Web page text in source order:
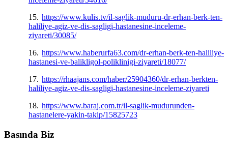
15. https://www.kulis.tv/il-saglik-muduru-dr-erhan-berk-ten-
haliliye-agiz-ve-dis-sagligi-hastanesine-inceleme-
ziyareti/30085/
16. https://www.haberurfa63.com/dr-erhan-berk-ten-haliliye-
hastanesi-ve-balikligol-poliklinigi-ziyareti/18077/
17. https://rhaajans.com/haber/25904360/dr-erhan-berkten-
haliliye-agiz-ve-dis-sagligi-hastanesine-inceleme-ziyareti
18. https://www.baraj.com.tr/il-saglik-mudurunden-
hastanelere-yakin-takip/15825723
Basında Biz